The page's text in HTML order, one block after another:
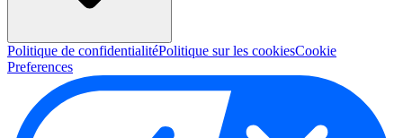
Politique de confidentialitéPolitique sur les cookiesCookie
Preferences